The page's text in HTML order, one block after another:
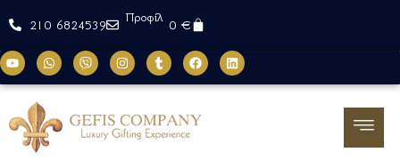
210 6824539
Προφίλ 0 €